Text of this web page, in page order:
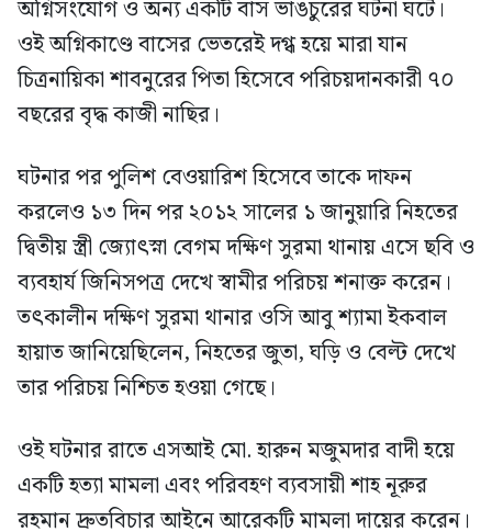
অগ্নিসংযোগ ও অন্য একটি বাস ভাঙচুরের ঘটনা ঘটে।
ওই অগ্নিকাণ্ডে বাসের ভেতরেই দগ্ধ হয়ে মারা যান
চিত্রনায়িকা শাবনুরের পিতা হিসেবে পরিচয়দানকারী ৭০
বছরের বৃদ্ধ কাজী নাছির।
ঘটনার পর পুলিশ বেওয়ারিশ হিসেবে তাকে দাফন
করলেও ১৩ দিন পর ২০১২ সালের ১ জানুয়ারি নিহতের
দ্বিতীয় স্ত্রী জ্যোৎস্না বেগম দক্ষিণ সুরমা থানায় এসে ছবি ও
ব্যবহার্য জিনিসপত্র দেখে স্বামীর পরিচয় শনাক্ত করেন।
তৎকালীন দক্ষিণ সুরমা থানার ওসি আবু শ্যামা ইকবাল
হায়াত জানিয়েছিলেন, নিহতের জুতা, ঘড়ি ও বেল্ট দেখে
তার পরিচয় নিশ্চিত হওয়া গেছে।
ওই ঘটনার রাতে এসআই মো. হারুন মজুমদার বাদী হয়ে
একটি হত্যা মামলা এবং পরিবহণ ব্যবসায়ী শাহ নূরুর
রহমান দ্রুতবিচার আইনে আরেকটি মামলা দায়ের করেন।